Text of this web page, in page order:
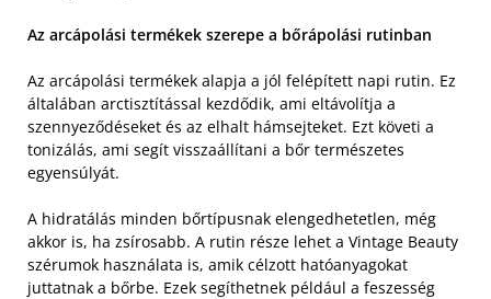
Az arcápolási termékek szerepe a bőrápolási rutinban
Az arcápolási termékek alapja a jól felépített napi rutin. Ez
általában arctisztítással kezdődik, ami eltávolítja a
szennyeződéseket és az elhalt hámsejteket. Ezt követi a
tonizálás, ami segít visszaállítani a bőr természetes
egyensúlyát.
A hidratálás minden bőrtípusnak elengedhetetlen, még
akkor is, ha zsírosabb. A rutin része lehet a Vintage Beauty
szérumok használata is, amik célzott hatóanyagokat
juttatnak a bőrbe. Ezek segíthetnek például a feszesség